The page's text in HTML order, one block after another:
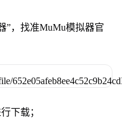
”，找准MuMu模拟器官
下载；